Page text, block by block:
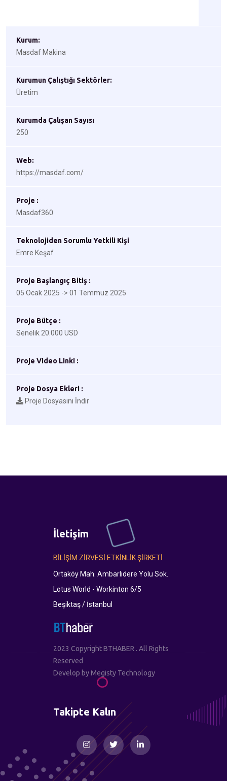
Kurum:
Masdaf Makina
Kurumun Çalıştığı Sektörler:
Üretim
Kurumda Çalışan Sayısı
250
Web:
https://masdaf.com/
Proje :
Masdaf360
Teknolojiden Sorumlu Yetkili Kişi
Emre Keşaf
Proje Başlangıç Bitiş :
05 Ocak 2025 -> 01 Temmuz 2025
Proje Bütçe :
Senelik 20.000 USD
Proje Video Linki :
Proje Dosya Ekleri :
Proje Dosyasını İndir
İletişim
BİLİŞİM ZİRVESİ ETKİNLİK ŞİRKETİ
Ortaköy Mah. Ambarlıdere Yolu Sok.
Lotus World - Workinton 6/5
Beşiktaş / İstanbul
2023 Copyright BTHABER . All Rights
Reserved
Develop byMegisty Technology
Takipte Kalın